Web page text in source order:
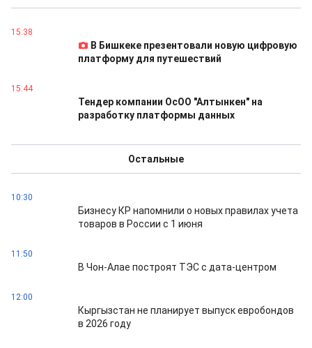
15:38
В Бишкеке презентовали новую цифровую
платформу для путешествий
15:44
Тендер компании ОсОО "Алтынкен" на
разработку платформы данных
Остальные
10:30
Бизнесу КР напомнили о новых правилах учета
товаров в России с 1 июня
11:50
В Чон-Алае построят ТЭС с дата-центром
12:00
Кыргызстан не планирует выпуск евробондов
в 2026 году